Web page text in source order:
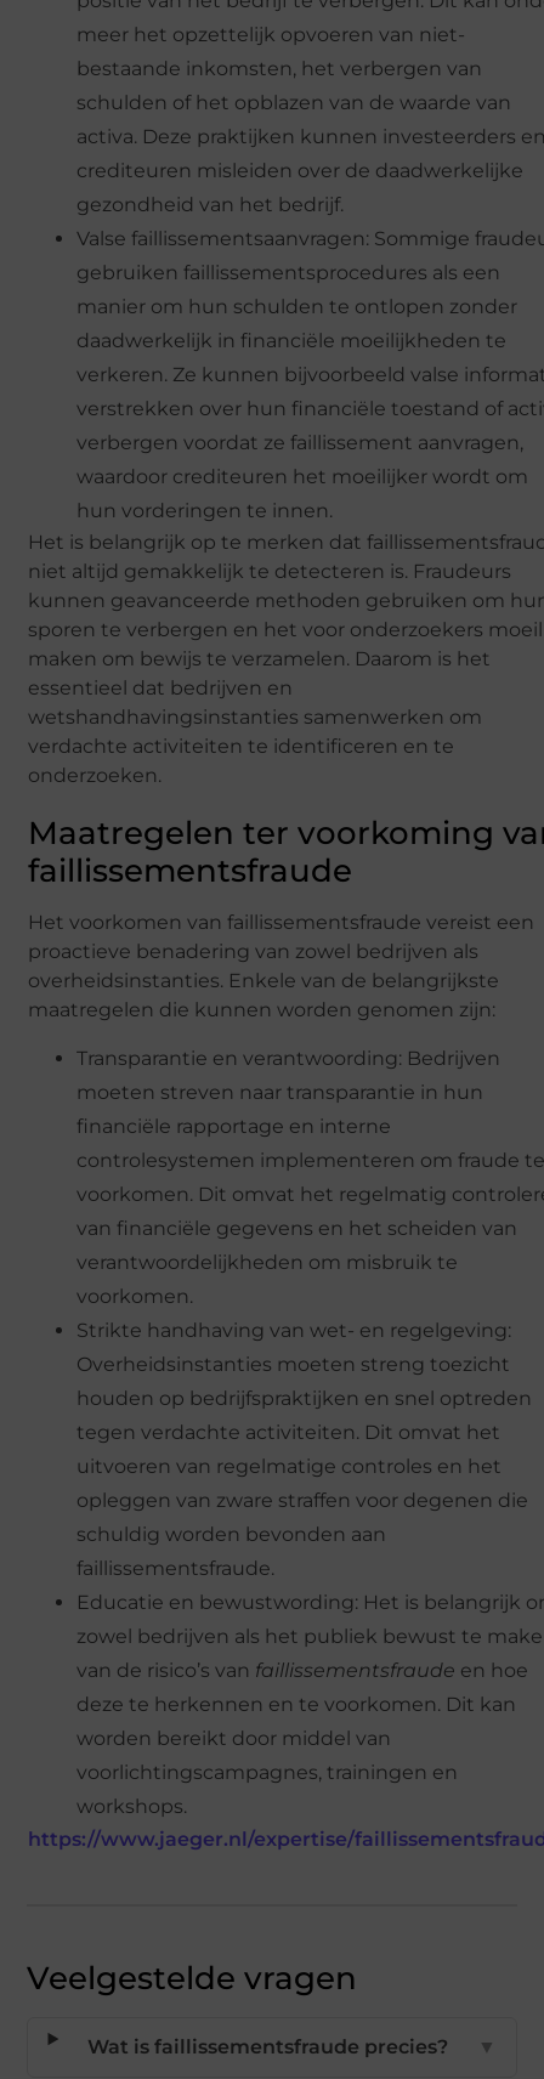
meer het opzettelijk opvoeren van niet-
bestaande inkomsten, het verbergen van
schulden of het opblazen van de waarde van
activa. Deze praktijken kunnen investeerders
crediteuren misleiden over de daadwerkelijke
gezondheid van het bedrijf.
Valse faillissementsaanvragen: Sommige
gebruiken faillissementsprocedures als een
manier om hun schulden te ontlopen zonder
daadwerkelijk in financiële moeilijkheden te
verkeren. Ze kunnen bijvoorbeeld valse
verstrekken over hun financiële toestand of
verbergen voordat ze faillissement aanvragen,
waardoor crediteuren het moeilijker wordt om
hun vorderingen te innen.
Het is belangrijk op te merken dat
niet altijd gemakkelijk te detecteren is. Fraudeurs
kunnen geavanceerde methoden gebruiken om
sporen te verbergen en het voor onderzoekers
maken om bewijs te verzamelen. Daarom is het
essentieel dat bedrijven en
wetshandhavingsinstanties samenwerken om
verdachte activiteiten te identificeren en te
onderzoeken.
Maatregelen ter voorkoming
faillissementsfraude
Het voorkomen van faillissementsfraude vereist een
proactieve benadering van zowel bedrijven als
overheidsinstanties. Enkele van de belangrijkste
maatregelen die kunnen worden genomen zijn:
Transparantie en verantwoording: Bedrijven
moeten streven naar transparantie in hun
financiële rapportage en interne
controlesystemen implementeren om fraude
voorkomen. Dit omvat het regelmatig
van financiële gegevens en het scheiden van
verantwoordelijkheden om misbruik te
voorkomen.
Strikte handhaving van wet- en regelgeving:
Overheidsinstanties moeten streng toezicht
houden op bedrijfspraktijken en snel optreden
tegen verdachte activiteiten. Dit omvat het
uitvoeren van regelmatige controles en het
opleggen van zware straffen voor degenen die
schuldig worden bevonden aan
faillissementsfraude.
Educatie en bewustwording: Het is belangrijk
zowel bedrijven als het publiek bewust te
van de risico’s van faillissementsfraude en hoe
deze te herkennen en te voorkomen. Dit kan
worden bereikt door middel van
voorlichtingscampagnes, trainingen en
workshops.
https://www.jaeger.nl/expertise/
Veelgestelde vragen
Wat is faillissementsfraude precies? ▼